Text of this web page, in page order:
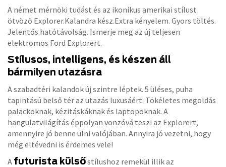
A német mérnöki tudást és az ikonikus amerikai stílust
ötvöző Explorer.Kalandra kész.Extra kényelem. Gyors töltés.
Jelentős hatótávolság. Ismerje meg az új teljesen
elektromos Ford Explorert.
Stílusos, intelligens, és készen áll
bármilyen utazásra
A szabadtéri kalandok új szintre léptek. 5 üléses, puha
tapintású belső tér az utazás luxusáért. Tökéletes megoldás
palackoknak, kézitáskáknak és laptopoknak. A
hangulatvilágítás éppolyan vonzóvá teszi az Explorert,
amennyire jó benne ülni valójában. Annyira jó vezetni, hogy
még eltévedni is érdemes vele!
A futurista külsőstílushoz remekül illik az